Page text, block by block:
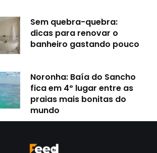
Sem quebra-quebra:
dicas para renovar o
banheiro gastando pouco
Noronha: Baía do Sancho
fica em 4º lugar entre as
praias mais bonitas do
mundo